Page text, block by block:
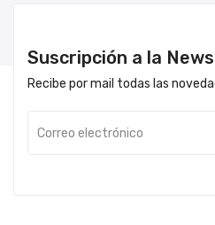
Suscripción a la
Recibe por mail todas las